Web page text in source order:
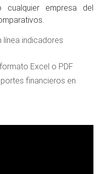
empresa del
línea indicadores
Excel o PDF
financieros en